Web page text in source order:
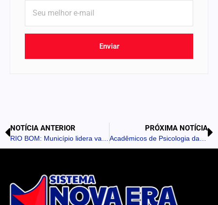
Enviar
NOTÍCIA ANTERIOR PRÓXIMA NOTÍCIA